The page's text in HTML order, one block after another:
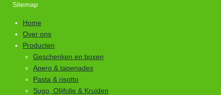
Sitemap
Home
Over ons
Producten
Geschenken en boxen
Apero & tapenades
Pasta & risotto
Sugo, Olijfolie & Kruiden